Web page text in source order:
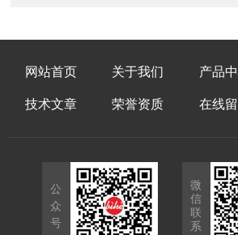
网站首页 关于我们 产品
技术文章 荣誉资质 在线
公
众
号
微
信
联
系